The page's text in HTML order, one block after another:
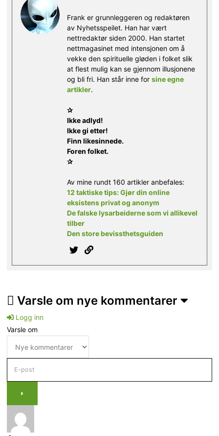
Frank er grunnleggeren og redaktøren
av Nyhetsspeilet. Han har vært
nettredaktør siden 2000. Han startet
nettmagasinet med intensjonen om å
vekke den spirituelle gløden i folket slik
at flest mulig kan se gjennom illusjonene
og bli fri. Han står inne forsine egne
artikler.
✰
Ikke adlyd!
Ikke gi etter!
Finn likesinnede.
Foren folket.
✰
Av mine rundt 160 artikler anbefales:
12 taktiske tips: Gjør din online
eksistens privat og anonym
De falske lysarbeiderne som vi allikevel
tilber
Den store bevissthetsguiden
Varsle om nye kommentarer
Logg inn
Varsle om